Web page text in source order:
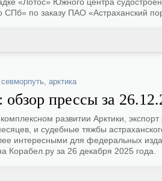
по заказу ПАО «Астраханский
севморпуть, арктика
прессы за
развитии Арктики,
и судебные тяжбы
интересными для федеральных
Корабел.ру за 26 декабря 2025 года.